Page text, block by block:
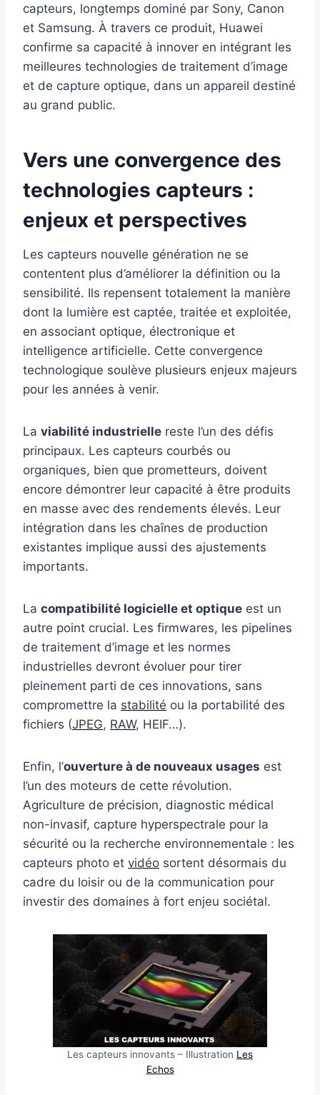
capteurs, longtemps dominé par Sony, Canon
et Samsung. À travers ce produit, Huawei
confirme sa capacité à innover en intégrant les
meilleures technologies de traitement d’image
et de capture optique, dans un appareil destiné
au grand public.
Vers une convergence des
technologies capteurs :
enjeux et perspectives
Les capteurs nouvelle génération ne se
contentent plus d’améliorer la définition ou la
sensibilité. Ils repensent totalement la manière
dont la lumière est captée, traitée et exploitée,
en associant optique, électronique et
intelligence artificielle. Cette convergence
technologique soulève plusieurs enjeux majeurs
pour les années à venir.
La viabilité industrielle reste l’un des défis
principaux. Les capteurs courbés ou
organiques, bien que prometteurs, doivent
encore démontrer leur capacité à être produits
en masse avec des rendements élevés. Leur
intégration dans les chaînes de production
existantes implique aussi des ajustements
importants.
La compatibilité logicielle et optique est un
autre point crucial. Les firmwares, les pipelines
de traitement d’image et les normes
industrielles devront évoluer pour tirer
pleinement parti de ces innovations, sans
compromettre la stabilité ou la portabilité des
fichiers (JPEG, RAW, HEIF…).
Enfin, l’ouverture à de nouveaux usages est
l’un des moteurs de cette révolution.
Agriculture de précision, diagnostic médical
non-invasif, capture hyperspectrale pour la
sécurité ou la recherche environnementale : les
capteurs photo et vidéo sortent désormais du
cadre du loisir ou de la communication pour
investir des domaines à fort enjeu sociétal.
Les capteurs innovants – Illustration Les
Echos